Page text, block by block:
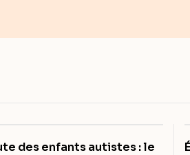
des enfants autistes : le